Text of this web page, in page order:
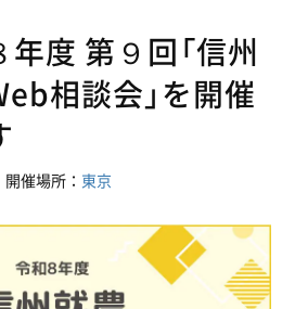
度 第９回「信州
相談会」を開催
開催場所： 東京